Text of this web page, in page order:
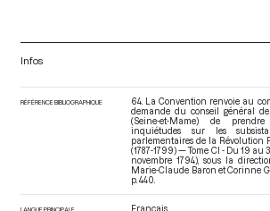
Infos
RÉFÉRENCE BIBLIOGRAPHIQUE
64. La Convention renvoie au
demande du conseil général
(Seine-et-Mame) de
inquiétudes sur les
parlementaires de la Révolution
(1787-1799) — Tome CI - Du 19
novembre 1794) , sous la
Marie-Claude Baron et Corinne
p. 440.
LANGUE PRINCIPALE Français